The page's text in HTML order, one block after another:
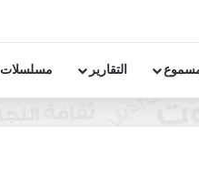
التقارير مسلسلات